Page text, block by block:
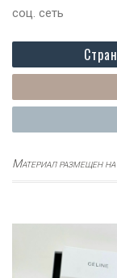
соц. сеть
Материал размещен